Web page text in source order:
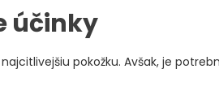
účinky
pokožku. Avšak, je